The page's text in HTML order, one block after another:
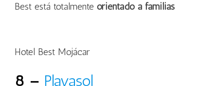
Best está totalmente orientado a familias
Hotel Best Mojácar
8 – Playasol